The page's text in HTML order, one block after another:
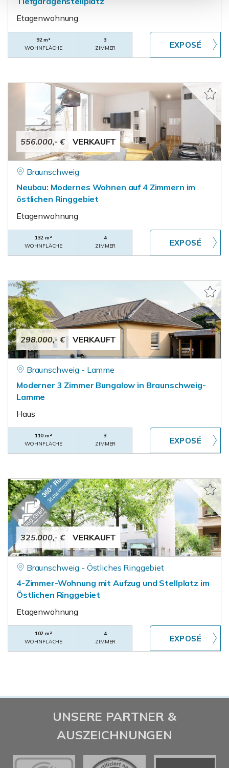
Etagenwohnung
92 m²
WOHNFLÄCHE
3
ZIMMER
556.000,- € VERKAUFT
Braunschweig
Neubau: Modernes Wohnen auf 4 Zimmern im
östlichen Ringgebiet
Etagenwohnung
132 m²
WOHNFLÄCHE
4
ZIMMER
298.000,- € VERKAUFT
Braunschweig - Lamme
Moderner 3 Zimmer Bungalow in Braunschweig-
Lamme
Haus
110 m²
WOHNFLÄCHE
3
ZIMMER
325.000,- € VERKAUFT
Braunschweig - Östliches Ringgebiet
4-Zimmer-Wohnung mit Aufzug und Stellplatz im
Östlichen Ringgebiet
Etagenwohnung
102 m²
WOHNFLÄCHE
4
ZIMMER
UNSERE PARTNER &
AUSZEICHNUNGEN